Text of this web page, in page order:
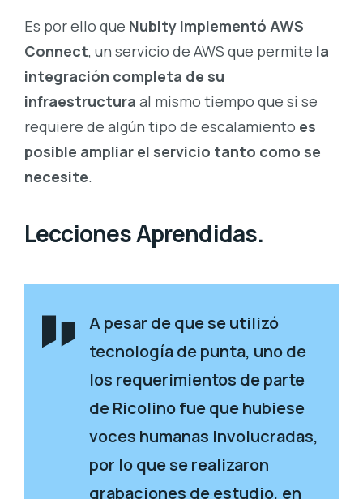
Es por ello que Nubity implementó AWS
Connect, un servicio de AWS que permite la
integración completa de su
infraestructura al mismo tiempo que si se
requiere de algún tipo de escalamiento es
posible ampliar el servicio tanto como se
necesite.
Lecciones Aprendidas.
A pesar de que se utilizó
tecnología de punta, uno de
los requerimientos de parte
de Ricolino fue que hubiese
voces humanas involucradas,
por lo que se realizaron
grabaciones de estudio, en